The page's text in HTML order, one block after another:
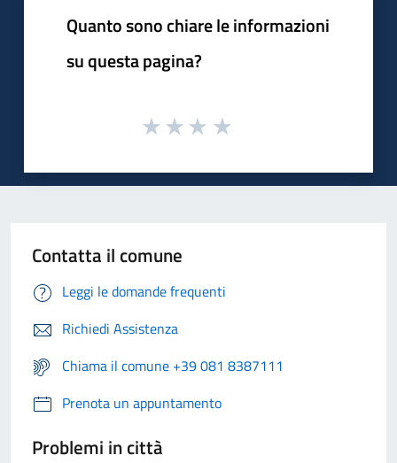
Quanto sono chiare le informazioni
su questa pagina?
Contatta il comune
Leggi le domande frequenti
Richiedi Assistenza
Chiama il comune +39 081 8387111
Prenota un appuntamento
Problemi in città